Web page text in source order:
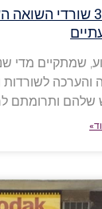
כ-350 שורדי
שמתקיים מדי
והערכה
שלהם ותרומתם